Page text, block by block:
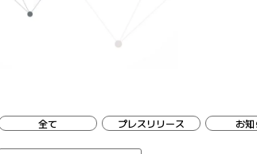
全て プレスリリース お知